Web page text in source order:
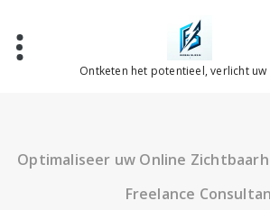
inhoud
Ontketen het potentieel, verlicht uw
Optimaliseer uw Online
Freelance